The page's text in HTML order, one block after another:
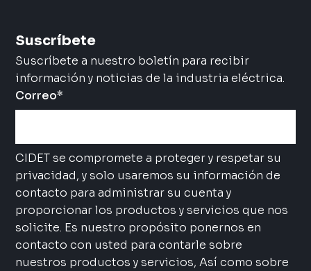
Suscríbete
Suscríbete a nuestro boletín para recibir
información y noticias de la industria eléctrica.
Correo*
CIDET se compromete a proteger y respetar su
privacidad, y solo usaremos su información de
contacto para administrar su cuenta y
proporcionar los productos y servicios que nos
solicite. Es nuestro propósito ponernos en
contacto con usted para contarle sobre
nuestros productos y servicios, Así como sobre